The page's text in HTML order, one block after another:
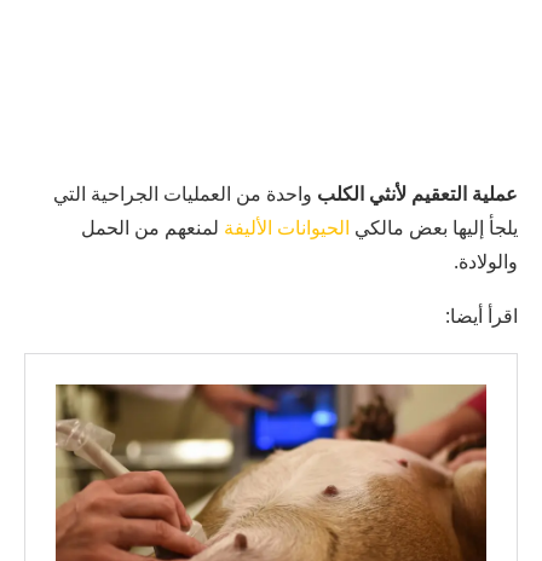
عملية التعقيم لأنثي الكلب واحدة من العمليات الجراحية التي
يلجأ إليها بعض مالكي الحيوانات الأليفة لمنعهم من الحمل
والولادة.
اقرأ أيضا: